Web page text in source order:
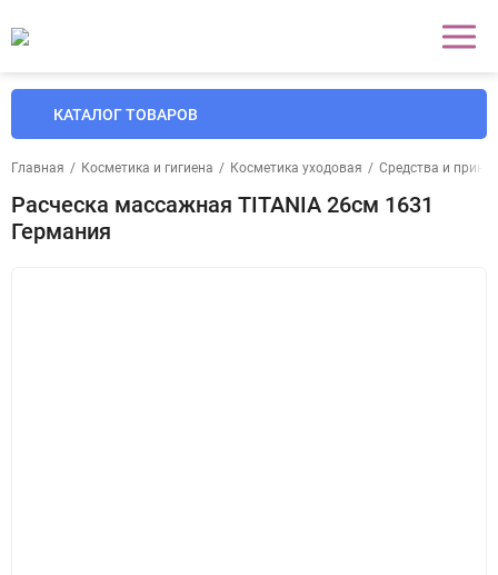
КАТАЛОГ ТОВАРОВ
Главная / Косметика и гигиена / Косметика уходовая / Средства и
Расческа массажная TITANIA 26см 1631
Германия